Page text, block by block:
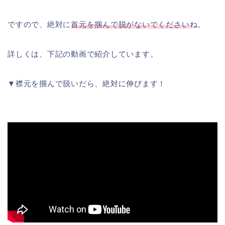
ですので、絶対に首元を掴んで脱がないでくださいね。
詳しくは、下記の動画で紹介しています。
▼襟元を掴んで脱いだら、絶対に伸びます！